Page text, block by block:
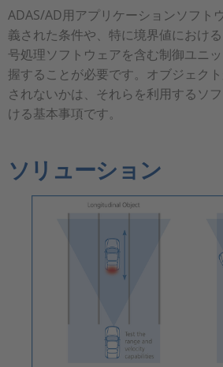
ADAS/AD用アプリケーションソフト
義された条件や、特に境界値におけ
号処理ソフトウェアを含む制御ユニ
握することが必要です。オブジェク
されないかは、それらを利用するソ
ける基本事項です。
ソリューション